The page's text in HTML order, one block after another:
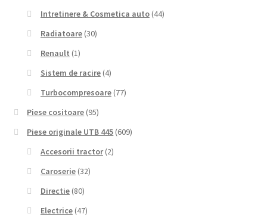
Intretinere & Cosmetica auto (44)
Radiatoare (30)
Renault (1)
Sistem de racire (4)
Turbocompresoare (77)
Piese cositoare (95)
Piese originale UTB 445 (609)
Accesorii tractor (2)
Caroserie (32)
Directie (80)
Electrice (47)